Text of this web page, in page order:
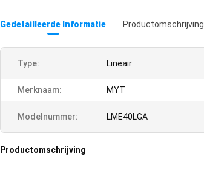
Gedetailleerde Informatie Productomschrijving
Type: Lineair
Merknaam: MYT
Modelnummer: LME40LGA
Productomschrijving